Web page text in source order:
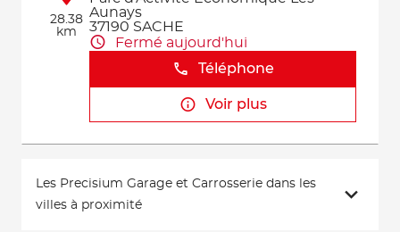
28.38
km
Aunays
37190 SACHE
Fermé aujourd'hui
Téléphone
Voir plus
Les Precisium Garage et Carrosserie dans les
villes à proximité